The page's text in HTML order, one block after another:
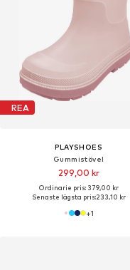
REA
PLAYSHOES
Gummistövel
299,00 kr
Ordinarie pris: 379,00 kr
Senaste lägsta pris:233,10 kr
+1